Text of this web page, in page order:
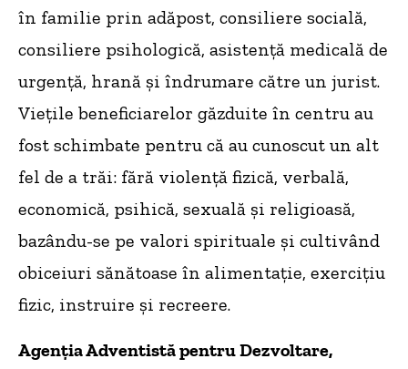
în familie prin adăpost, consiliere socială,
consiliere psihologică, asistență medicală de
urgență, hrană și îndrumare către un jurist.
Viețile beneficiarelor găzduite în centru au
fost schimbate pentru că au cunoscut un alt
fel de a trăi: fără violență fizică, verbală,
economică, psihică, sexuală și religioasă,
bazându-se pe valori spirituale și cultivând
obiceiuri sănătoase în alimentație, exercițiu
fizic, instruire și recreere.
Agenția Adventistă pentru Dezvoltare,